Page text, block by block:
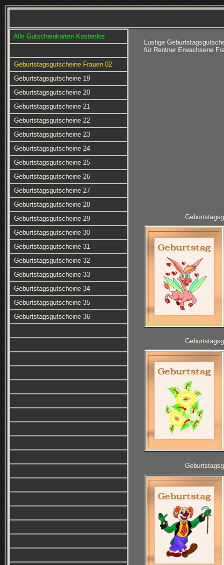
Alle Gutscheinkarten Kostenlos
Geburtstagsgutscheine Frauen 02
Geburtstagsgutscheine 19
Geburtstagsgutscheine 20
Geburtstagsgutscheine 21
Geburtstagsgutscheine 22
Geburtstagsgutscheine 23
Geburtstagsgutscheine 24
Geburtstagsgutscheine 25
Geburtstagsgutscheine 26
Geburtstagsgutscheine 27
Geburtstagsgutscheine 28
Geburtstagsgutscheine 29
Geburtstagsgutscheine 30
Geburtstagsgutscheine 31
Geburtstagsgutscheine 32
Geburtstagsgutscheine 33
Geburtstagsgutscheine 34
Geburtstagsgutscheine 35
Geburtstagsgutscheine 36
Lustige
für Rentner Erwachsene